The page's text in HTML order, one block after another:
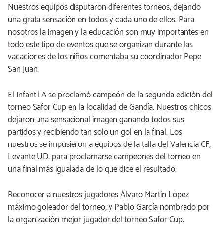
Nuestros equipos disputaron diferentes torneos, dejando
una grata sensación en todos y cada uno de ellos. Para
nosotros la imagen y la educación son muy importantes en
todo este tipo de eventos que se organizan durante las
vacaciones de los niños comentaba su coordinador Pepe
San Juan.
El Infantil A se proclamó campeón de la segunda edición del
torneo Safor Cup en la localidad de Gandía. Nuestros chicos
dejaron una sensacional imagen ganando todos sus
partidos y recibiendo tan solo un gol en la final. Los
nuestros se impusieron a equipos de la talla del Valencia CF,
Levante UD, para proclamarse campeones del torneo en
una final más igualada de lo que dice el resultado.
Reconocer a nuestros jugadores Álvaro Martin López
máximo goleador del torneo, y Pablo García nombrado por
la organización mejor jugador del torneo Safor Cup.